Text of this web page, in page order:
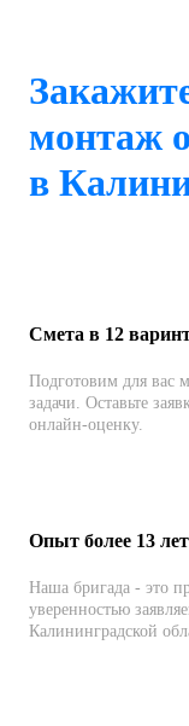
монтаж
в
Смета в 12
Подготовим для вас
задачи. Оставьте
онлайн-оценку.
Опыт более 13 лет
Наша бригада - это
уверенностью
Калининградской